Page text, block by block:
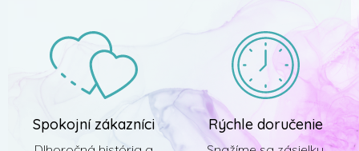
Spokojní zákazníci Rýchle doručenie